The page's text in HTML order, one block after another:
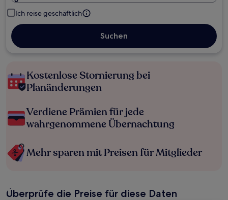
Ich reise geschäftlich
Suchen
Kostenlose Stornierung bei
Planänderungen
Verdiene Prämien für jede
wahrgenommene Übernachtung
Mehr sparen mit Preisen für Mitglieder
Überprüfe die Preise für diese Daten